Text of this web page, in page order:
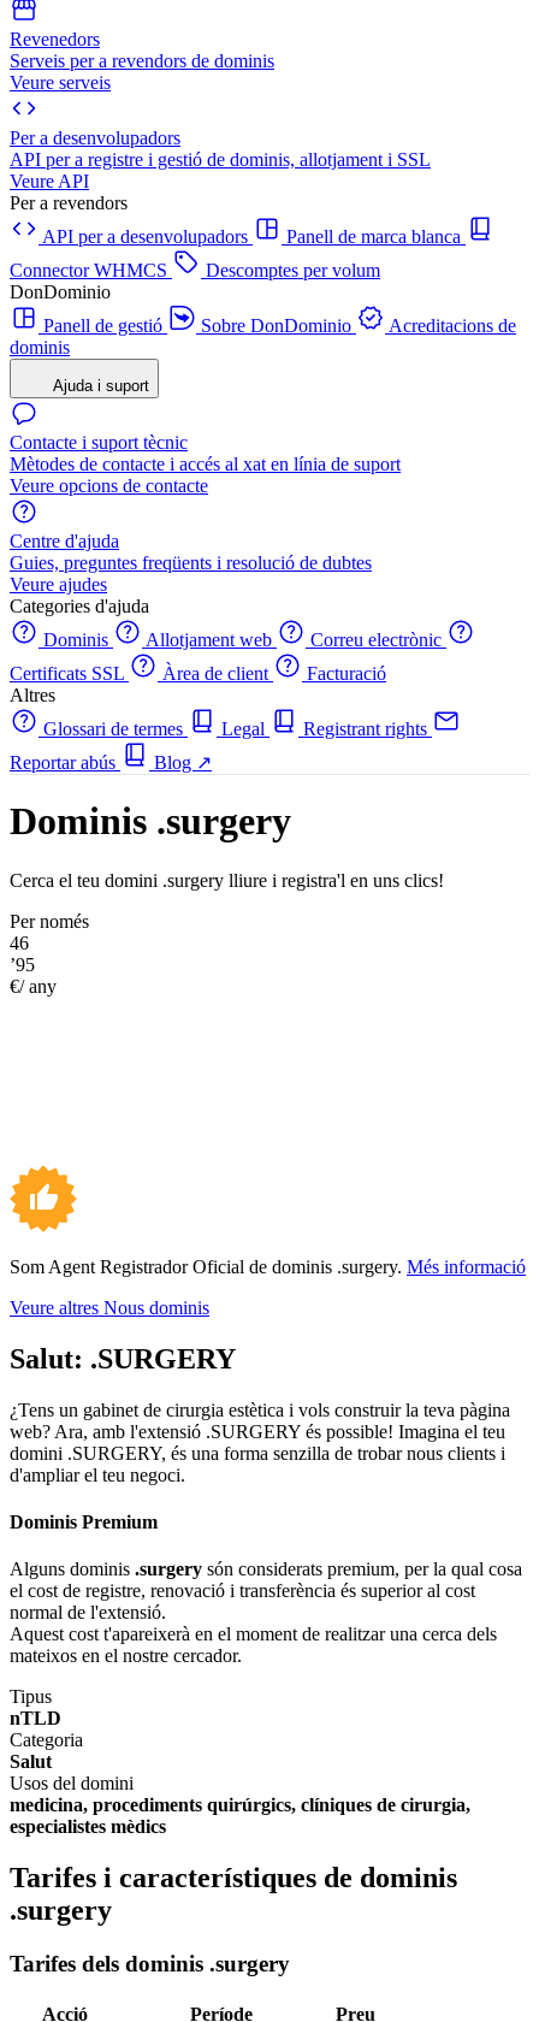
Revenedors
Serveis per a revendors de dominis
Veure serveis
Per a desenvolupadors
API per a registre i gestió de dominis, allotjament i SSL
Veure API
Per a revendors
API per a desenvolupadors
Panell de marca blanca
Connector WHMCS
Descomptes per volum
DonDominio
Panell de gestió
Sobre DonDominio
Acreditacions de
dominis
Ajuda i suport
Contacte i suport tècnic
Mètodes de contacte i accés al xat en línia de suport
Veure opcions de contacte
Centre d'ajuda
Guies, preguntes freqüents i resolució de dubtes
Veure ajudes
Categories d'ajuda
Dominis
Allotjament web
Correu electrònic
Certificats SSL
Àrea de client
Facturació
Altres
Glossari de termes
Legal
Registrant rights
Reportar abús
Blog ↗
Dominis .surgery
Cerca el teu domini .surgery lliure i registra'l en uns clics!
Per només
46
’95
€/ any
Som Agent Registrador Oficial de dominis .surgery. Més informació
Veure altres Nous dominis
Salut: .SURGERY
¿Tens un gabinet de cirurgia estètica i vols construir la teva pàgina
web? Ara, amb l'extensió .SURGERY és possible! Imagina el teu
domini .SURGERY, és una forma senzilla de trobar nous clients i
d'ampliar el teu negoci.
Dominis Premium
Alguns dominis .surgery són considerats premium, per la qual cosa
el cost de registre, renovació i transferència és superior al cost
normal de l'extensió.
Aquest cost t'apareixerà en el moment de realitzar una cerca dels
mateixos en el nostre cercador.
Tipus
nTLD
Categoria
Salut
Usos del domini
medicina, procediments quirúrgics, clíniques de cirurgia,
especialistes mèdics
Tarifes i característiques de dominis
.surgery
Tarifes dels dominis .surgery
Acció Període Preu